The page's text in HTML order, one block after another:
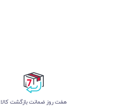
هفت روز ضمانت بازگشت کالا